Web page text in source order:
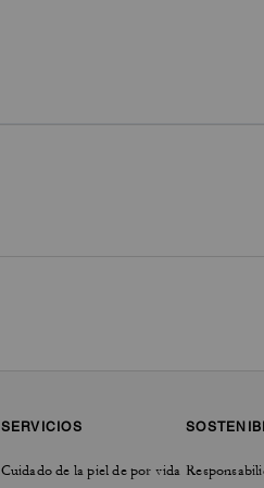
SERVICIOS
Cuidado de la piel de por vida